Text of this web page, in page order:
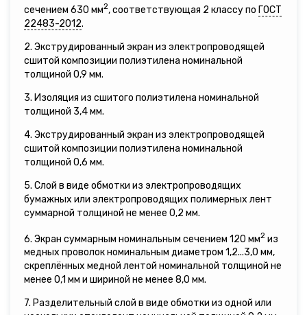
сечением 630 мм2, соответствующая 2 классу по ГОСТ
22483-2012.
2. Экструдированный экран из электропроводящей
сшитой композиции полиэтилена номинальной
толщиной 0,9 мм.
3. Изоляция из сшитого полиэтилена номинальной
толщиной 3,4 мм.
4. Экструдированный экран из электропроводящей
сшитой композиции полиэтилена номинальной
толщиной 0,6 мм.
5. Слой в виде обмотки из электропроводящих
бумажных или электропроводящих полимерных лент
суммарной толщиной не менее 0,2 мм.
6. Экран суммарным номинальным сечением 120 мм2 из
медных проволок номинальным диаметром 1,2...3,0 мм,
скреплённых медной лентой номинальной толщиной не
менее 0,1 мм и шириной не менее 8,0 мм.
7. Разделительный слой в виде обмотки из одной или